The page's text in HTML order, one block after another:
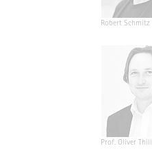
Robert Schmitz
Prof. Oliver Thill